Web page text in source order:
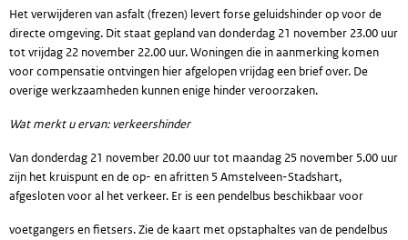
Het verwijderen van asfalt (frezen) levert forse geluidshinder op voor de
directe omgeving. Dit staat gepland van donderdag 21 november 23.00 uur
tot vrijdag 22 november 22.00 uur. Woningen die in aanmerking komen
voor compensatie ontvingen hier afgelopen vrijdag een brief over. De
overige werkzaamheden kunnen enige hinder veroorzaken.
Wat merkt u ervan: verkeershinder
Van donderdag 21 november 20.00 uur tot maandag 25 november 5.00 uur
zijn het kruispunt en de op- en afritten 5 Amstelveen-Stadshart,
afgesloten voor al het verkeer. Er is een pendelbus beschikbaar voor
voetgangers en fietsers. Zie de kaart met opstaphaltes van de pendelbus